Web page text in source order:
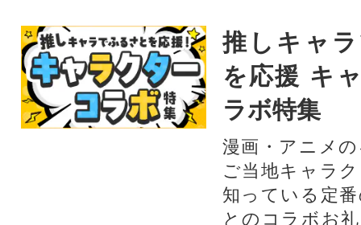
推しキャ
を応援 キ
ラボ特集
漫画・アニメ
ご当地キャラ
知っている定
とのコラボお